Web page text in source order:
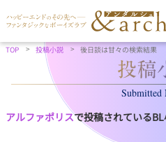
TOP 投稿小説 後日談は甘々の検索結果
Submitted
アルファポリスで投稿されているBL